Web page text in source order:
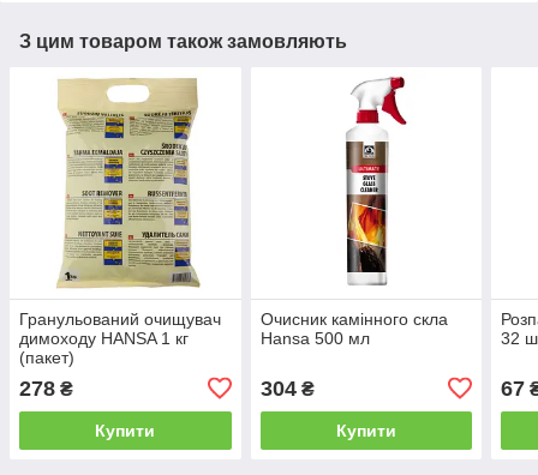
З цим товаром також замовляють
Гранульований очищувач
димоходу HANSA 1 кг
(пакет)
278 ₴
Купити
Очисник камінного скла
Hansa 500 мл
304₴
Купити
32
67